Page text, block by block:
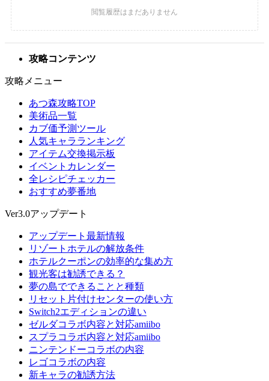
攻略コンテンツ
攻略メニュー
あつ森攻略TOP
美術品一覧
カブ価予測ツール
人気キャラランキング
アイテム交換掲示板
イベントカレンダー
全レシピチェッカー
おすすめ夢番地
Ver3.0アップデート
アップデート最新情報
リゾートホテルの解放条件
ホテルクーポンの効率的な集め方
観光客は勧誘できる？
夢の島でできることと種類
リセット片付けセンターの使い方
Switch2エディションの違い
ゼルダコラボ内容と対応amiibo
スプラコラボ内容と対応amiibo
ニンテンドーコラボの内容
レゴコラボの内容
新キャラの勧誘方法